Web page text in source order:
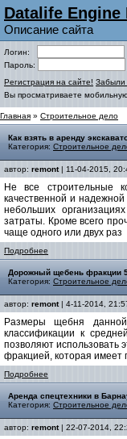
Datalife Engine
Описание сайта
Логин:
Пароль:
Регистрация на сайте! Забыли
Вы просматриваете
Главная » Строительное дело
Как взять в аренду
Категория: Строительное
автор: remont| 11-04-2015,
Не все строительные
качественной и
небольших
затраты. Кроме всего
чаще одного или двух раз
Подробнее
Дорожный щебень фракции
Категория: Строительное
автор: remont| 4-11-2014,
Размеры щебня
классификации к
позволяют использовать
фракцией, которая имеет
Подробнее
Аренда спецтехники в
Категория: Строительное
автор: remont| 22-07-2014,